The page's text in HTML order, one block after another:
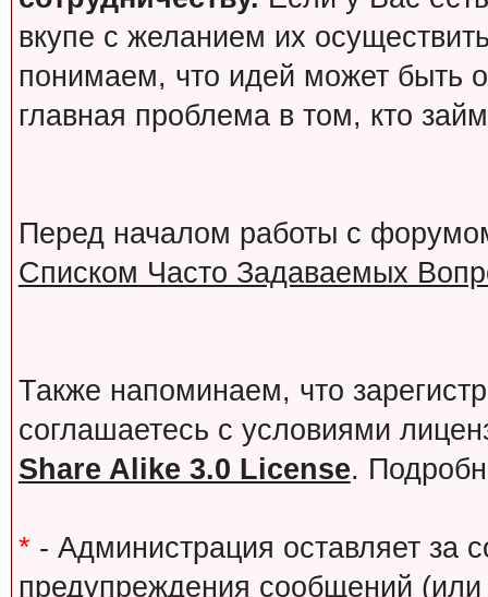
вкупе с желанием их
понимаем, что идей может быть
главная проблема в том, кто
Перед началом работы с
Списком Часто Задаваемых
Также напоминаем, что
соглашаетесь с условиями
Share Alike 3.0 License.
* - Администрация оставляет за
предупреждения сообщений